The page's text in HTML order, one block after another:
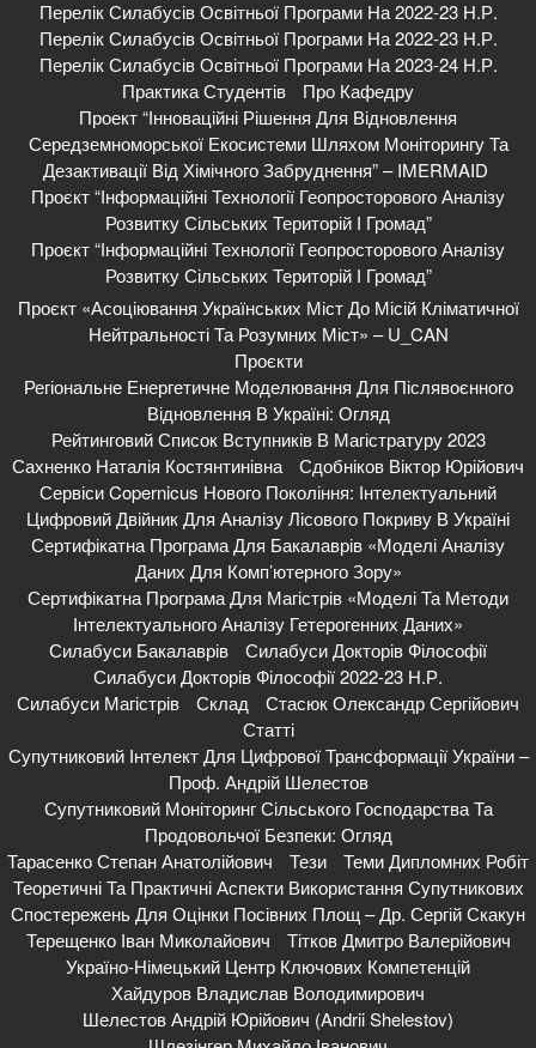
Перелік Силабусів Освітньої Програми На 2022-23 Н.р.
Перелік Силабусів Освітньої Програми На 2022-23 Н.р.
Перелік Силабусів Освітньої Програми На 2023-24 Н.р.
Практика Студентів
Про Кафедру
Проект “Інноваційні Рішення Для Відновлення
Середземноморської Екосистеми Шляхом Моніторингу Та
Дезактивації Від Хімічного Забруднення” – IMERMAID
Проєкт “Інформаційні Технології Геопросторового Аналізу
Розвитку Сільських Територій І Громад”
Проєкт “Інформаційні Технології Геопросторового Аналізу
Розвитку Сільських Територій І Громад”
Проєкт «Асоціювання Українських Міст До Місій Кліматичної
Нейтральності Та Розумних Міст» – U_CAN
Проєкти
Регіональне Енергетичне Моделювання Для Післявоєнного
Відновлення В Україні: Огляд
Рейтинговий Список Вступників В Магістратуру 2023
Сахненко Наталія Костянтинівна
Сдобніков Віктор Юрійович
Сервіси Copernicus Нового Покоління: Інтелектуальний
Цифровий Двійник Для Аналізу Лісового Покриву В Україні
Сертифікатна Програма Для Бакалаврів «Моделі Аналізу
Даних Для Комп’ютерного Зору»
Сертифікатна Програма Для Магістрів «Моделі Та Методи
Інтелектуального Аналізу Гетерогенних Даних»
Силабуси Бакалаврів
Силабуси Докторів Філософії
Силабуси Докторів Філософії 2022-23 Н.р.
Силабуси Магістрів
Склад
Стасюк Олександр Сергійович
Статті
Супутниковий Інтелект Для Цифрової Трансформації України –
Проф. Андрій Шелестов
Супутниковий Моніторинг Сільського Господарства Та
Продовольчої Безпеки: Огляд
Тарасенко Степан Анатолійович
Тези
Теми Дипломних Робіт
Теоретичні Та Практичні Аспекти Використання Супутникових
Спостережень Для Оцінки Посівних Площ – Др. Сергій Скакун
Терещенко Іван Миколайович
Тітков Дмитро Валерійович
Україно-Німецький Центр Ключових Компетенцій
Хайдуров Владислав Володимирович
Шелестов Андрій Юрійович (Andrii Shelestov)